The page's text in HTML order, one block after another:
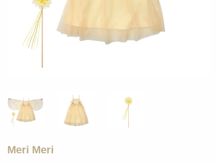
Meri Meri